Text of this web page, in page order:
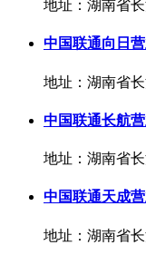
地址：湖南省
中国联通向日
地址：湖南省
中国联通长航
地址：湖南省
中国联通天成
地址：湖南省